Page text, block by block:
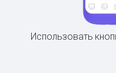
Использовать